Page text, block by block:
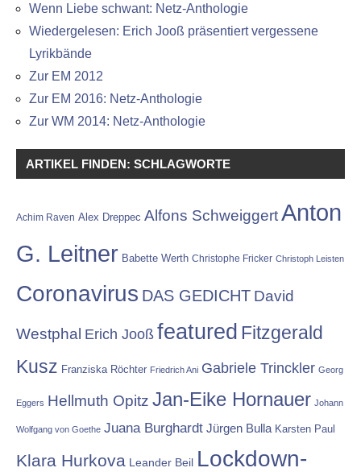
Wenn Liebe schwant: Netz-Anthologie
Wiedergelesen: Erich Jooß präsentiert vergessene
Lyrikbände
Zur EM 2012
Zur EM 2016: Netz-Anthologie
Zur WM 2014: Netz-Anthologie
ARTIKEL FINDEN: SCHLAGWORTE
Achim Raven Alex Dreppec Alfons SchweiggertAnton
G. Leitner Babette Werth Christophe Fricker Christoph Leisten
Coronavirus DAS GEDICHT David
Westphal Erich Jooß featured Fitzgerald
Kusz Franziska Röchter Friedrich Ani Gabriele Trinckler Georg
Eggers Hellmuth Opitz Jan-Eike Hornauer Johann
Wolfgang von Goethe Juana Burghardt Jürgen Bulla Karsten Paul
Klara Hurkova Leander Beil Lockdown-